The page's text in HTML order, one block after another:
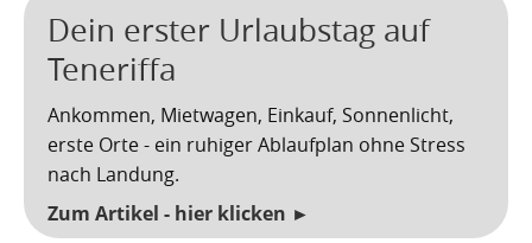
Dein erster Urlaubstag auf
Teneriffa
Ankommen, Mietwagen, Einkauf, Sonnenlicht,
erste Orte - ein ruhiger Ablaufplan ohne Stress
nach Landung.
Zum Artikel - hier klicken ►